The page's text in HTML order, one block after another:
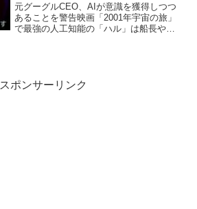
元グーグルCEO、AIが意識を獲得しつつ
あることを警告映画「2001年宇宙の旅」
で最強の人工知能の「ハル」は船長や乗
スポンサーリンク